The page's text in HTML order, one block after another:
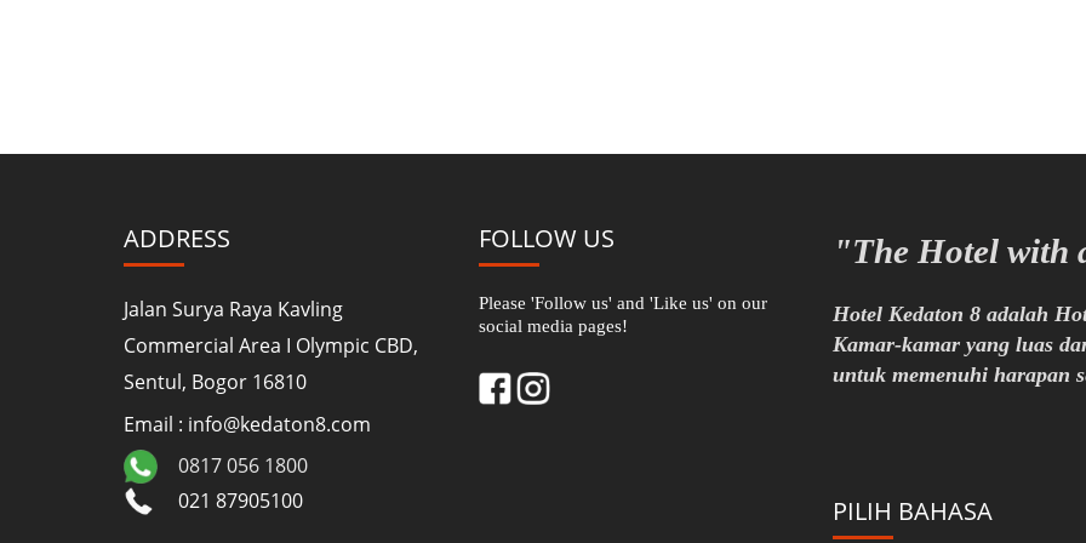
ADDRESS
Jalan Surya Raya Kavling
Commercial Area I Olympic CBD,
Sentul, Bogor 16810
Email : info@kedaton8.com
0817 056 1800
021 87905100
FOLLOW US
Please 'Follow us' and 'Like us' on our
social media pages!
"The Hotel with
Hotel Kedaton 8 adalah
Kamar-kamar yang luas
untuk memenuhi harapan
PILIH BAHASA